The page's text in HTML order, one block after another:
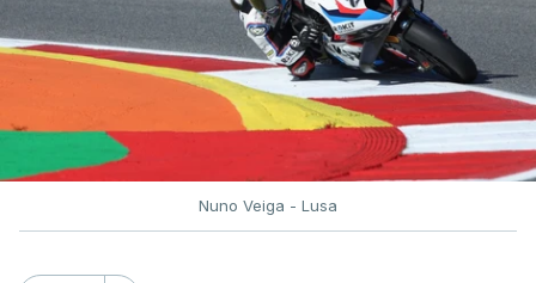
Nuno Veiga - Lusa